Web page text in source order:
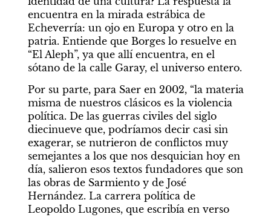
encuentra en la mirada estrábica de
Echeverría: un ojo en Europa y otro en la
patria. Entiende que Borges lo resuelve en
“El Aleph”, ya que allí encuentra, en el
sótano de la calle Garay, el universo entero.
Por su parte, para Saer en 2002, “la materia
misma de nuestros clásicos es la violencia
política. De las guerras civiles del siglo
diecinueve que, podríamos decir casi sin
exagerar, se nutrieron de conflictos muy
semejantes a los que nos desquician hoy en
día, salieron esos textos fundadores que son
las obras de Sarmiento y de José
Hernández. La carrera política de
Leopoldo Lugones, que escribía en verso